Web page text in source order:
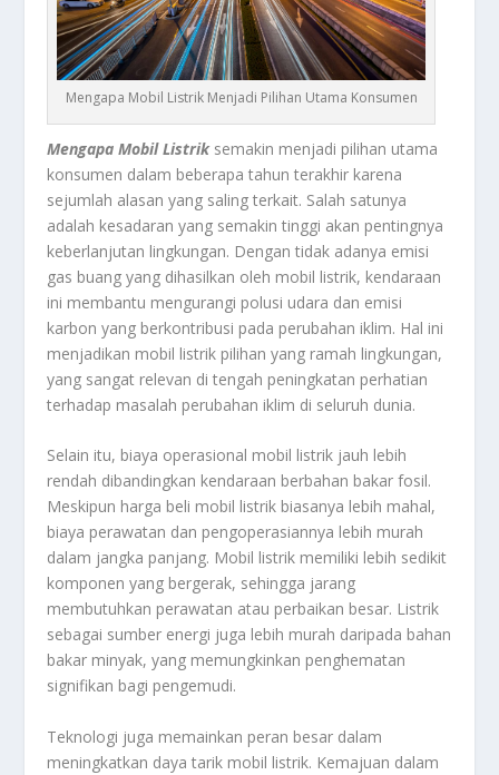
Mengapa Mobil Listrik Menjadi Pilihan Utama Konsumen
Mengapa Mobil Listriksemakin menjadi pilihan utama
konsumen dalam beberapa tahun terakhir karena
sejumlah alasan yang saling terkait. Salah satunya
adalah kesadaran yang semakin tinggi akan pentingnya
keberlanjutan lingkungan. Dengan tidak adanya emisi
gas buang yang dihasilkan oleh mobil listrik, kendaraan
ini membantu mengurangi polusi udara dan emisi
karbon yang berkontribusi pada perubahan iklim. Hal ini
menjadikan mobil listrik pilihan yang ramah lingkungan,
yang sangat relevan di tengah peningkatan perhatian
terhadap masalah perubahan iklim di seluruh dunia.
Selain itu, biaya operasional mobil listrik jauh lebih
rendah dibandingkan kendaraan berbahan bakar fosil.
Meskipun harga beli mobil listrik biasanya lebih mahal,
biaya perawatan dan pengoperasiannya lebih murah
dalam jangka panjang. Mobil listrik memiliki lebih sedikit
komponen yang bergerak, sehingga jarang
membutuhkan perawatan atau perbaikan besar. Listrik
sebagai sumber energi juga lebih murah daripada bahan
bakar minyak, yang memungkinkan penghematan
signifikan bagi pengemudi.
Teknologi juga memainkan peran besar dalam
meningkatkan daya tarik mobil listrik. Kemajuan dalam